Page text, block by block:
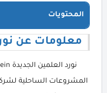
المحتويات
معلومات عن
المشروعات الساحلية